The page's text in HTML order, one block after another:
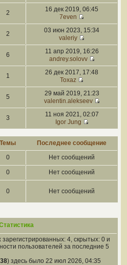
2
16 дек 2019, 06:45
7even
2
03 июн 2023, 15:34
valeriy
6
11 апр 2019, 16:26
andrey.solovv
1
26 дек 2017, 17:48
Toxaz
5
29 май 2019, 21:23
valentin.alekseev
3
11 ноя 2021, 02:07
Igor Jung
Темы Последнее сообщение
0 Нет сообщений
0 Нет сообщений
0 Нет сообщений
зарегистрированных: 4, скрытых: 0 и
пользователей за последние 5
) здесь было 22 июл 2026, 04:35